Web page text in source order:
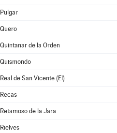
Pulgar
Quero
Quintanar de la Orden
Quismondo
Real de San Vicente (El)
Recas
Retamoso de la Jara
Rielves